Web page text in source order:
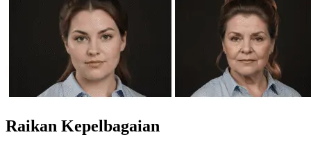
Raikan Kepelbagaian